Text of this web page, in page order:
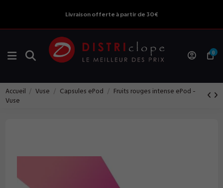
Livraison offerte à partir de 30€
0
Accueil Vuse Capsules ePod
Fruits rouges intense ePod -
Vuse